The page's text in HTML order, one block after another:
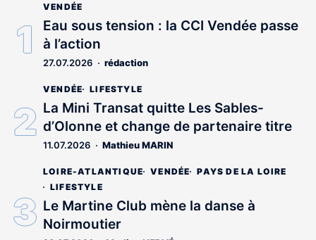
VENDÉE
Eau sous tension : la CCI Vendée passe
à l’action
27.07.2026 rédaction
VENDÉE LIFESTYLE
La Mini Transat quitte Les Sables-
d’Olonne et change de partenaire titre
11.07.2026 Mathieu MARIN
LOIRE-ATLANTIQUE VENDÉE
PAYS DE LA LOIRE
LIFESTYLE
Le Martine Club mène la danse à
Noirmoutier